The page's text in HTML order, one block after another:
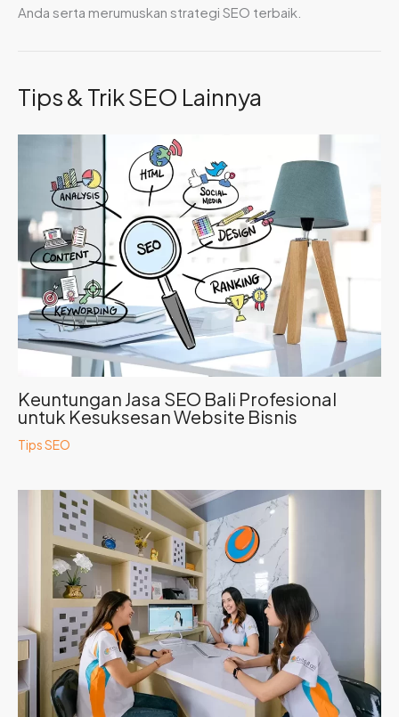
Anda serta merumuskan strategi SEO terbaik.
Tips & Trik SEO Lainnya
Keuntungan Jasa SEO Bali Profesional
untuk Kesuksesan Website Bisnis
Tips SEO